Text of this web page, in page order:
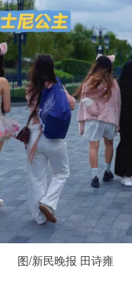
图/新民晚报 田诗雍